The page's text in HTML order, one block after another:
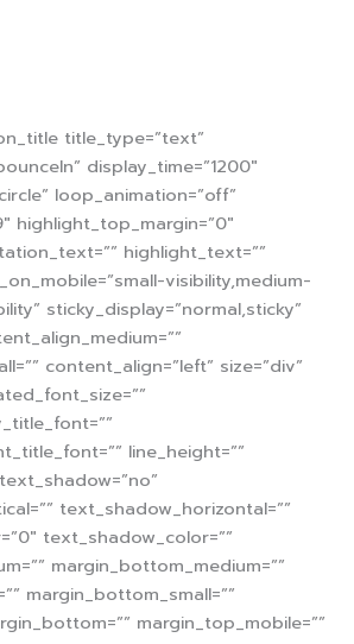
title_type=”text”
display_time=”1200″
loop_animation=”off”
highlight_top_margin=”0″
highlight_text=””
visibility,medium-
sticky_display=”normal,sticky”
content_align=”left” size=”div”
line_height=””
text_shadow_horizontal=””
text_shadow_color=””
margin_bottom_medium=””
margin_bottom_small=””
margin_top_mobile=””